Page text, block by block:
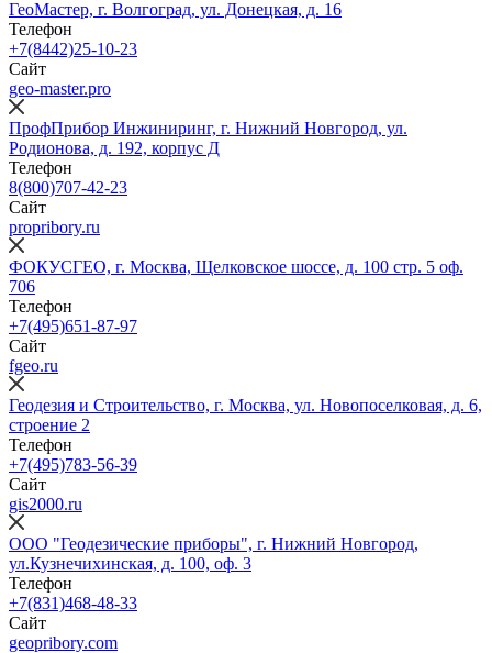
ГеоМастер, г. Волгоград, ул. Донецкая, д. 16
Телефон
+7(8442)25-10-23
Сайт
geo-master.pro
ПрофПрибор Инжиниринг, г. Нижний Новгород, ул.
Родионова, д. 192, корпус Д
Телефон
8(800)707-42-23
Сайт
propribory.ru
ФОКУСГЕО, г. Москва, Щелковское шоссе, д. 100 стр. 5 оф.
706
Телефон
+7(495)651-87-97
Сайт
fgeo.ru
Геодезия и Строительство, г. Москва, ул. Новопоселковая, д. 6,
строение 2
Телефон
+7(495)783-56-39
Сайт
gis2000.ru
ООО "Геодезические приборы", г. Нижний Новгород,
ул.Кузнечихинская, д. 100, оф. 3
Телефон
+7(831)468-48-33
Сайт
geopribory.com